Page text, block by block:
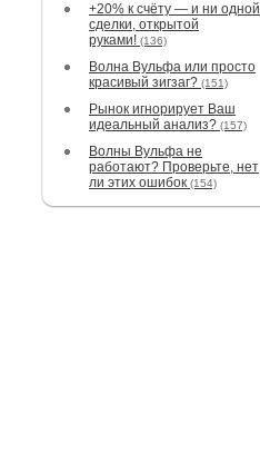
+20% к счёту — и ни одной
сделки, открытой
руками! (136)
Волна Вульфа или просто
красивый зигзаг? (151)
Рынок игнорирует Ваш
идеальный анализ? (157)
Волны Вульфа не
работают? Проверьте, нет
ли этих ошибок (154)